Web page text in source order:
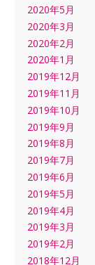
2020年5月
2020年3月
2020年2月
2020年1月
2019年12月
2019年11月
2019年10月
2019年9月
2019年8月
2019年7月
2019年6月
2019年5月
2019年4月
2019年3月
2019年2月
2018年12月